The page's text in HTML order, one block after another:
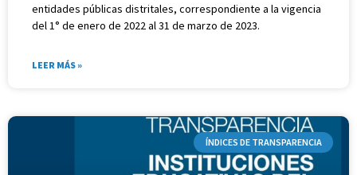
entidades públicas distritales, correspondiente a la vigencia
del 1° de enero de 2022 al 31 de marzo de 2023.
LEER MÁS »
ÍNDICES DE TRANSPARENCIA